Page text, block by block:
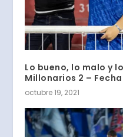
Lo bueno, lo malo y
Millonarios 2 –
octubre 19, 2021